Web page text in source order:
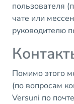
пользователя
чате или
руководителю
Помимо этого
(по вопросам
Versuni по